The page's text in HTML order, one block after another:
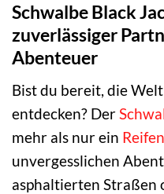
Schwalbe Black
zuverlässiger
Abenteuer
Bist du bereit, die
entdecken? Der
mehr als nur ein Reifen
unvergesslichen
asphaltierten Straßen